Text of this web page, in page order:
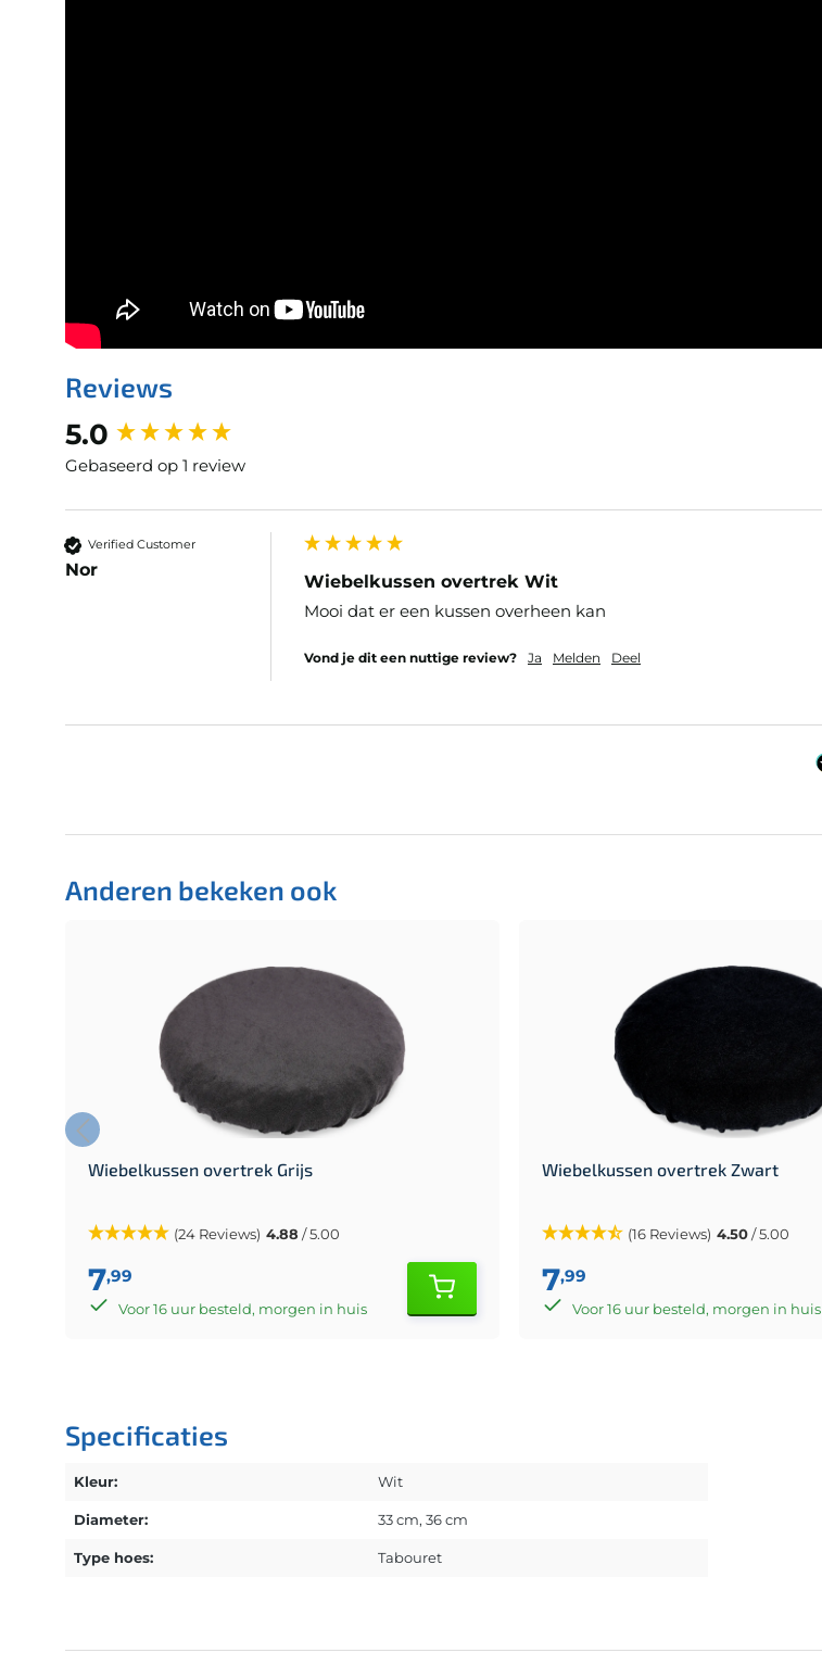
Reviews
5.0
Gebaseerd op 1 review
Verified Customer
Nor
Wiebelkussen overtrek Wit
Mooi dat er een kussen overheen kan
Vond je dit een nuttige review? Ja Melden Deel
New content loaded
Anderen bekeken ook
Wiebelkussen overtrek Grijs
(24 Reviews) 4.88 / 5.00
7,99
Voor 16 uur besteld, morgen in huis
Wiebelkussen overtrek Zwart
(16 Reviews) 4.50/ 5.00
7,99
Voor 16 uur besteld, morgen in huis
Specificaties
Kleur: Wit
Diameter: 33 cm, 36 cm
Type hoes: Tabouret